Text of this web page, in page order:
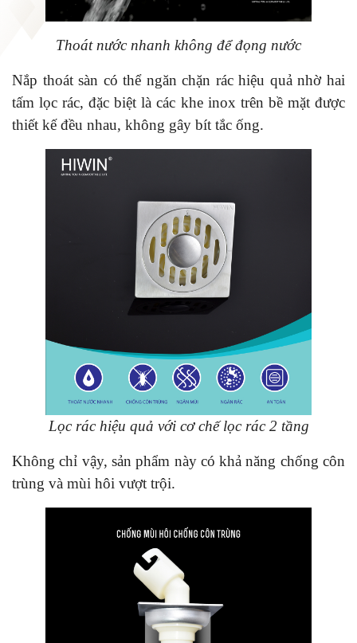
Thoát nước nhanh không để đọng nước
Nắp thoát sàn có thể ngăn chặn rác hiệu quả nhờ hai
tấm lọc rác, đặc biệt là các khe inox trên bề mặt được
thiết kế đều nhau, không gây bít tắc ống.
Lọc rác hiệu quả với cơ chế lọc rác 2 tầng
Không chỉ vậy, sản phẩm này có khả năng chống côn
trùng và mùi hôi vượt trội.